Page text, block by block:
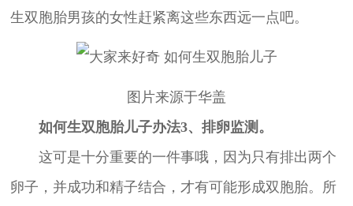
生双胞胎男孩的女性赶紧离这些东西远一点吧。
图片来源于华盖
如何生双胞胎儿子办法3、排卵监测。
这可是十分重要的一件事哦，因为只有排出两个
卵子，并成功和精子结合，才有可能形成双胞胎。所